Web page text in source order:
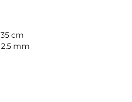
cm
mm